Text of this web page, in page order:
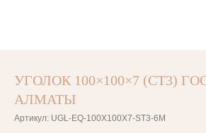
УГОЛОК 100×100×7 (СТ3)
АЛМАТЫ
Артикул: UGL-EQ-100X100X7-ST3-6M